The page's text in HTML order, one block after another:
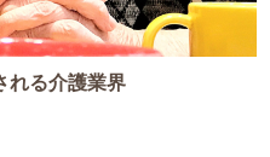
れる介護業界